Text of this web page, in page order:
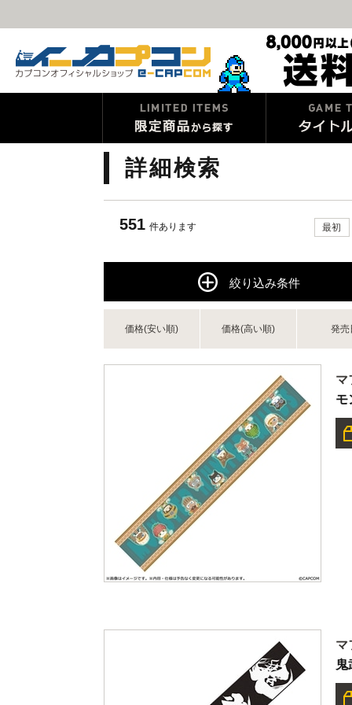
詳細検索
551 件あります 最初
絞り込み条件
価格(安い順) 価格(高い順) 発売
マ
モ
マ